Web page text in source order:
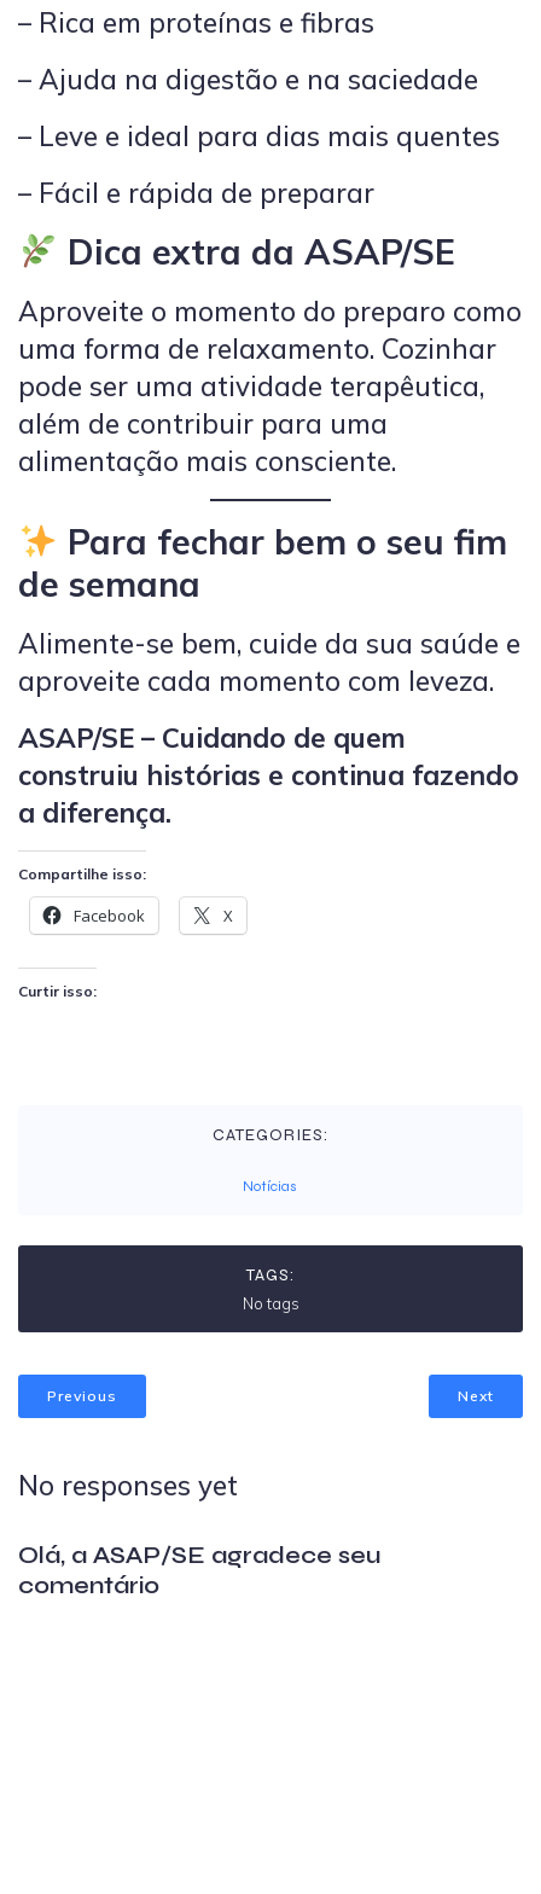
– Rica em proteínas e fibras
– Ajuda na digestão e na saciedade
– Leve e ideal para dias mais quentes
– Fácil e rápida de preparar
Dica extra da ASAP/SE
Aproveite o momento do preparo como
uma forma de relaxamento. Cozinhar
pode ser uma atividade terapêutica,
além de contribuir para uma
alimentação mais consciente.
Para fechar bem o seu fim
de semana
Alimente-se bem, cuide da sua saúde e
aproveite cada momento com leveza.
ASAP/SE – Cuidando de quem
construiu histórias e continua fazendo
a diferença.
Compartilhe isso:
Facebook X
Curtir isso:
CATEGORIES:
Notícias
TAGS:
No tags
Previous Next
No responses yet
Olá, a ASAP/SE agradece seu
comentário